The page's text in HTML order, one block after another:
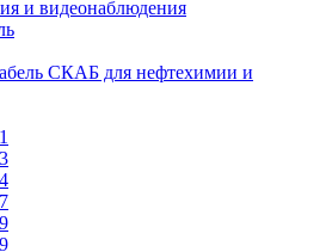
и видеонаблюдения
СКАБ для нефтехимии и